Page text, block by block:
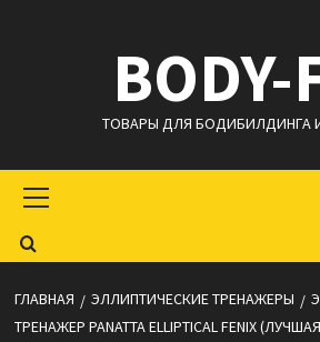
BODY-
ТОВАРЫ ДЛЯ БОДИБИЛДИНГА
меню
ГЛАВНАЯ ЭЛЛИПТИЧЕСКИЕ ТРЕНАЖЕРЫ
ТРЕНАЖЕР PANATTA ELLIPTICAL FENIX